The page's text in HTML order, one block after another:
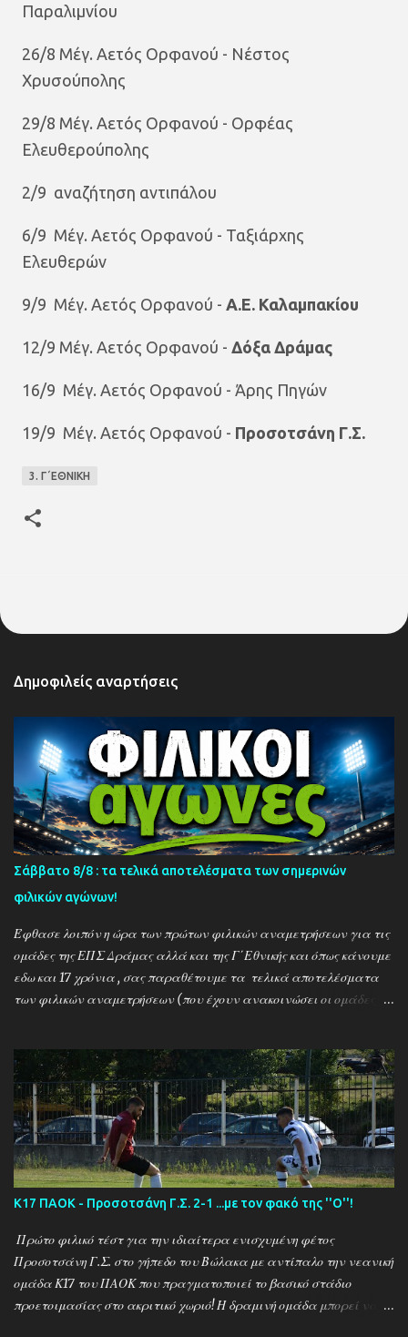
Παραλιμνίου
26/8 Μέγ. Αετός Ορφανού - Νέστος
Χρυσούπολης
29/8 Μέγ. Αετός Ορφανού - Ορφέας
Ελευθερούπολης
2/9 αναζήτηση αντιπάλου
6/9 Μέγ. Αετός Ορφανού - Ταξιάρχης
Ελευθερών
9/9 Μέγ. Αετός Ορφανού - Α.Ε. Καλαμπακίου
12/9 Μέγ. Αετός Ορφανού - Δόξα Δράμας
16/9 Μέγ. Αετός Ορφανού - Άρης Πηγών
19/9 Μέγ. Αετός Ορφανού - Προσοτσάνη Γ.Σ.
3. Γ΄ΕΘΝΙΚΗ
Δημοφιλείς αναρτήσεις
Σάββατο 8/8 : τα τελικά αποτελέσματα των σημερινών
φιλικών αγώνων!
Έφθασε λοιπόν η ώρα των πρώτων φιλικών αναμετρήσεων για τις
ομάδες της ΕΠΣ Δράμας αλλά και της Γ΄Εθνικής και όπως κάνουμε
εδω και 17 χρόνια , σας παραθέτουμε τα τελικά αποτελέσματα
των φιλικών αναμετρήσεων (που έχουν ανακοινώσει οι ομάδες) ....
Ξηροποτάμος - Νευροκοπι 2-2 Α.Ο. Καβάλα - Αγ. Αθανάσιος 5-1
Μαυρόβατος - Αμπελοκηποι 0-2 Κ17 ΠΑΟΚ - Προσοτσάνη 2-1
(7/8) ------------------------------------------------------
--------- Ν. Αμισος - Νεοχώρι Σερρών 3-0
Κ17 ΠΑΟΚ - Προσοτσάνη Γ.Σ. 2-1 ...με τον φακό της ''Ο''!
Πρώτο φιλικό τέστ για την ιδιαίτερα ενισχυμένη φέτος
Προσοτσάνη Γ.Σ. στο γήπεδο του Βώλακα με αντίπαλο την νεανική
ομάδα Κ17 του ΠΑΟΚ που πραγματοποιεί το βασικό στάδιο
προετοιμασίας στο ακριτικό χωριό! Η δραμινή ομάδα μπορεί να